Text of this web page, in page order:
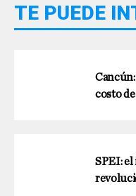
TE PUEDE
costo
SPEI: el